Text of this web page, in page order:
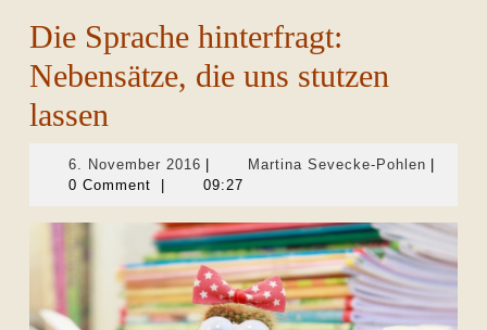
Die Sprache hinterfragt:
Nebensätze, die uns stutzen
lassen
6. November 2016 6.
November
Martina Sevecke-PohlenMartina
0 Comment
09:27